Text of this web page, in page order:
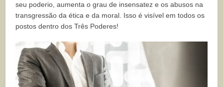
seu poderio, aumenta o grau de insensatez e os abusos na
transgressão da ética e da moral. Isso é visível em todos os
postos dentro dos Três Poderes!